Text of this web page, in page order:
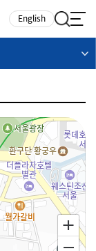
English